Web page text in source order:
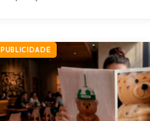
PUBLICIDADE